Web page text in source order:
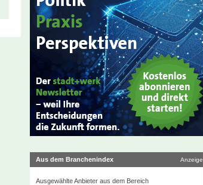
Aus dem Branchenindex Anzeige
Ausgewählte Anbieter aus dem Bereich